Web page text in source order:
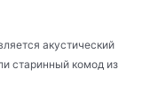
акустический
старинный комод из